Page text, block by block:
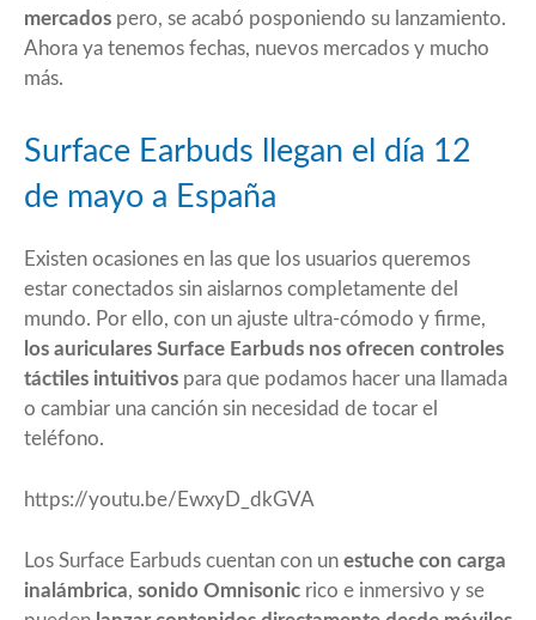
mercados pero, se acabó posponiendo su lanzamiento.
Ahora ya tenemos fechas, nuevos mercados y mucho
más.
Surface Earbuds llegan el día 12
de mayo a España
Existen ocasiones en las que los usuarios queremos
estar conectados sin aislarnos completamente del
mundo. Por ello, con un ajuste ultra-cómodo y firme,
los auriculares Surface Earbuds nos ofrecen controles
táctiles intuitivos para que podamos hacer una llamada
o cambiar una canción sin necesidad de tocar el
teléfono.
https://youtu.be/EwxyD_dkGVA
Los Surface Earbuds cuentan con un estuche con carga
inalámbrica, sonido Omnisonic rico e inmersivo y se